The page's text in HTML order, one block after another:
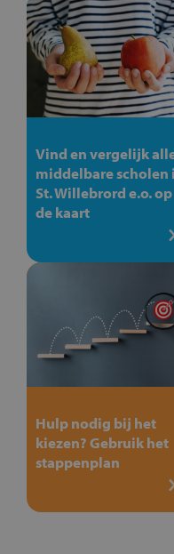
Vind en vergelijk
middelbare scholen
St. Willebrord e.o. op
de kaart
Hulp nodig bij het
kiezen? Gebruik het
stappenplan